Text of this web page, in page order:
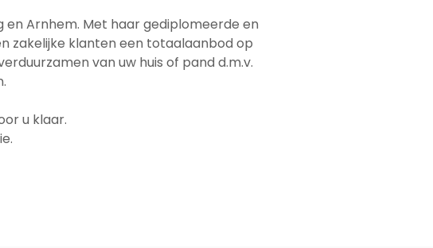
en Arnhem. Met haar gediplomeerde en
zakelijke klanten een totaalaanbod op
van uw huis of pand d.m.v.
u klaar.